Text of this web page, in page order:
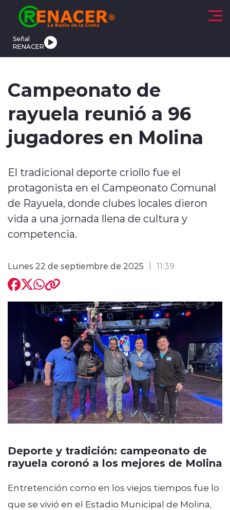
Click acá para ir directamente al contenido
Señal
RENACER
Campeonato de
rayuela reunió a 96
jugadores en Molina
El tradicional deporte criollo fue el
protagonista en el Campeonato Comunal
de Rayuela, donde clubes locales dieron
vida a una jornada llena de cultura y
competencia.
Lunes 22 de septiembre de 2025 11:39
Deporte y tradición: campeonato de
rayuela coronó a los mejores de Molina
Entretención como en los viejos tiempos fue lo
que se vivió en el Estadio Municipal de Molina,